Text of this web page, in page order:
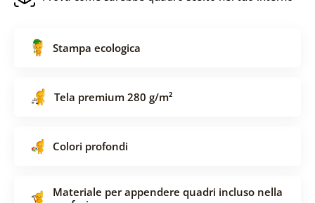
Stampa ecologica
Tela premium 280 g/m²
Colori profondi
Materiale per appendere quadri incluso nella